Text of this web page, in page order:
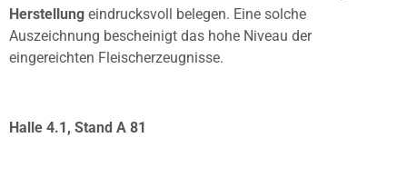
Herstellung eindrucksvoll belegen. Eine solche
Auszeichnung bescheinigt das hohe Niveau der
eingereichten Fleischerzeugnisse.
Halle 4.1, Stand A 81